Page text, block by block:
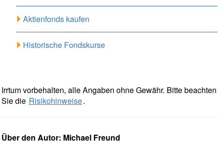
Aktienfonds kaufen
Historische Fondskurse
Irrtum vorbehalten, alle Angaben ohne Gewähr. Bitte beachten
Sie die Risikohinweise.
Über den Autor: Michael Freund